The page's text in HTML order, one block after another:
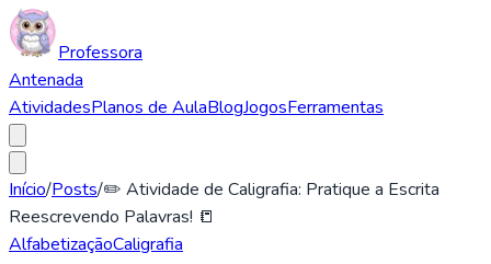
Professora
Antenada
AtividadesPlanos de AulaBlogJogosFerramentas
Início/Posts/✏️ Atividade de Caligrafia: Pratique a Escrita
Reescrevendo Palavras! 📒
AlfabetizaçãoCaligrafia